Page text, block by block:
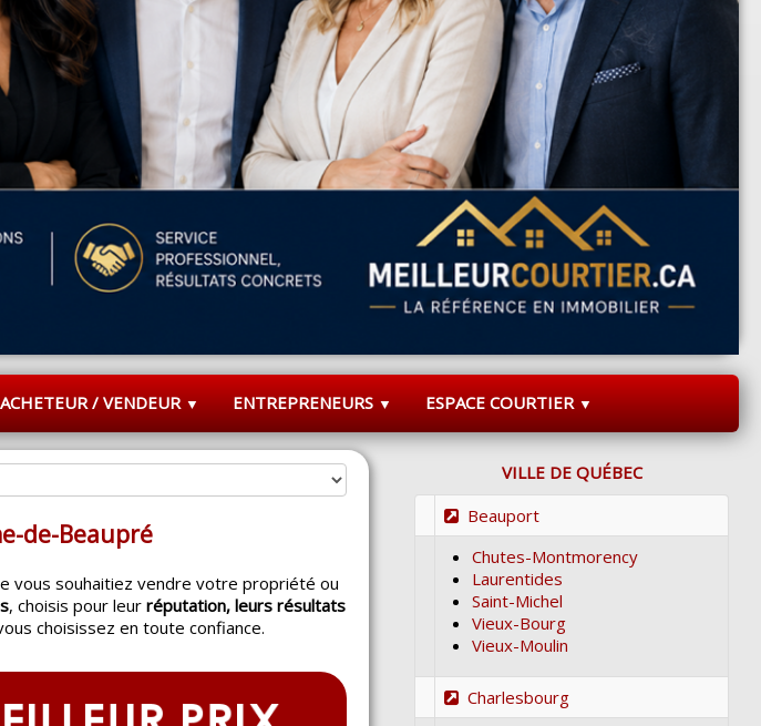
ACHETEUR / VENDEUR ▼ ENTREPRENEURS ▼ ESPACE COURTIER ▼
de-Beaupré
vous souhaitiez vendre votre propriété ou
, choisis pour leur réputation, leurs résultats
choisissez en toute confiance.
VILLE DE QUÉBEC
Beauport
Chutes-Montmorency
Laurentides
Saint-Michel
Vieux-Bourg
Vieux-Moulin
Charlesbourg